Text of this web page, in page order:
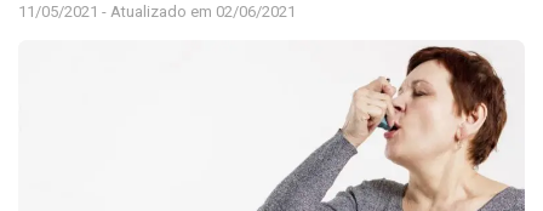
11/05/2021 - Atualizado em 02/06/2021